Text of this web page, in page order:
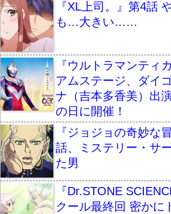
『XL上司。』第4話
も…大きい……
『ウルトラマンティ
アムステージ、ダイ
ナ（吉本多香美）出
の日に開催！
『ジョジョの奇妙な
話、ミステリー・サ
た男
『Dr.STONE
クール最終回 密かに